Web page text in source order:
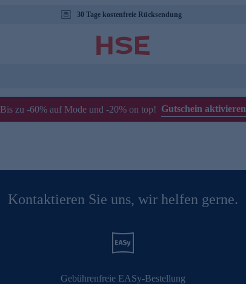
30 Tage kostenfreie Rücksendung
Bis zu -60% auf Mode und -20% on top! Gutschein aktivieren
Kontaktieren Sie uns, wir helfen gerne.
Gebührenfreie EASy-Bestellung